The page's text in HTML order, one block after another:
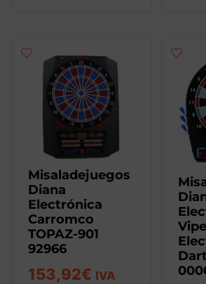
Misaladejuegos
Diana
Electrónica
Carromco
TOPAZ-901
92966
153,92€ IVA